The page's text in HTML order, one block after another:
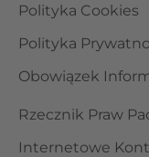
Polityka Cookies
Polityka
Obowiązek
Rzecznik Praw
Internetowe